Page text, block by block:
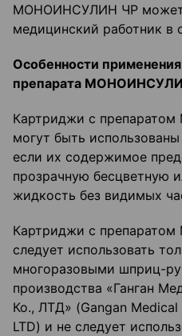
МОНОИНСУЛИН ЧР может
медицинский работник в
Особенности
препарата
Картриджи с
могут быть
если их содержимое
прозрачную бесцветную
жидкость без видимых
Картриджи с
следует использовать
многоразовыми шприц-
производства «Ганган
Ко., ЛТД» (Gangan
LTD) и не следует